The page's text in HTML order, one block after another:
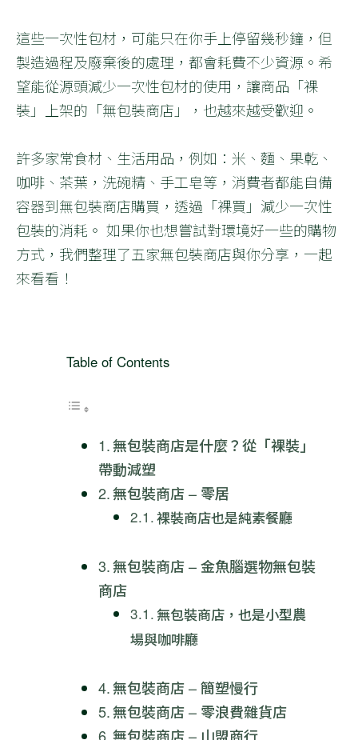
這些一次性包材，可能只在你手上停留幾秒鐘，但
製造過程及廢棄後的處理，都會耗費不少資源。希
望能從源頭減少一次性包材的使用，讓商品「裸
裝」上架的「無包裝商店」，也越來越受歡迎。
許多家常食材、生活用品，例如：米、麵、果乾、
咖啡、茶葉，洗碗精、手工皂等，消費者都能自備
容器到無包裝商店購買，透過「裸買」減少一次性
包裝的消耗。 如果你也想嘗試對環境好一些的購物
方式，我們整理了五家無包裝商店與你分享，一起
來看看！
Table of Contents
無包裝商店是什麼？從「裸裝」
帶動減塑
無包裝商店 – 零居
裸裝商店也是純素餐廳
無包裝商店 – 金魚腦選物無包裝
商店
無包裝商店，也是小型農
場與咖啡廳
無包裝商店 – 簡塑慢行
無包裝商店 – 零浪費雜貨店
無包裝商店 – 山盟商行